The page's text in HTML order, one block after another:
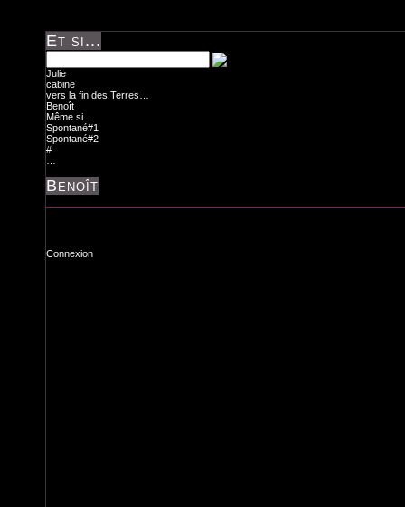
Et si...
Julie
cabine
vers la fin des Terres…
Benoît
Même si…
Spontané#1
Spontané#2
#
Benoît
Connexion